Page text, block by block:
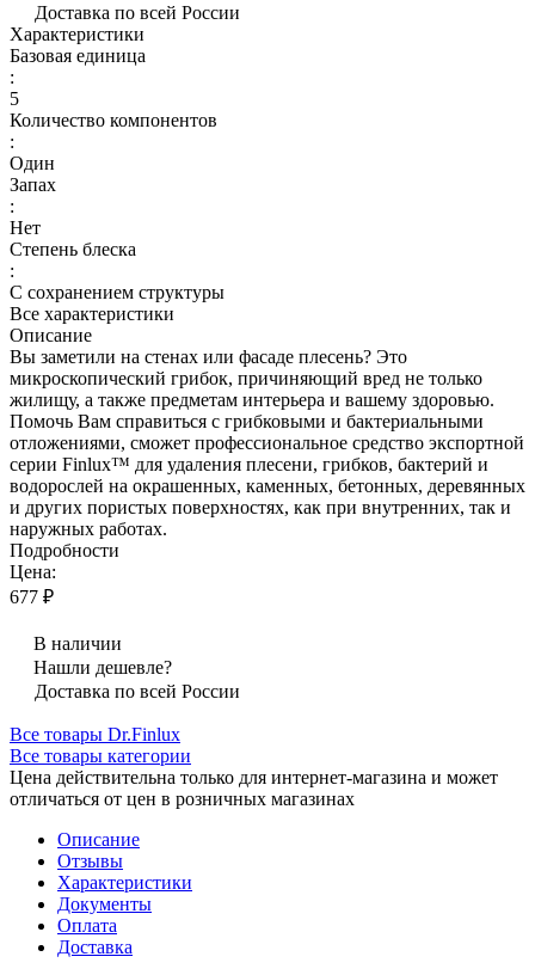
Доставка по всей России
Характеристики
Базовая единица
:
5
Количество компонентов
:
Один
Запах
:
Нет
Степень блеска
:
С сохранением структуры
Все характеристики
Описание
Вы заметили на стенах или фасаде плесень? Это
микроскопический грибок, причиняющий вред не только
жилищу, а также предметам интерьера и вашему здоровью.
Помочь Вам справиться с грибковыми и бактериальными
отложениями, сможет профессиональное средство экспортной
серии Finlux™ для удаления плесени, грибков, бактерий и
водорослей на окрашенных, каменных, бетонных, деревянных
и других пористых поверхностях, как при внутренних, так и
наружных работах.
Подробности
Цена:
677 ₽
В наличии
Нашли дешевле?
Доставка по всей России
Все товары Dr.Finlux
Все товары категории
Цена действительна только для интернет-магазина и может
отличаться от цен в розничных магазинах
Описание
Отзывы
Характеристики
Документы
Оплата
Доставка